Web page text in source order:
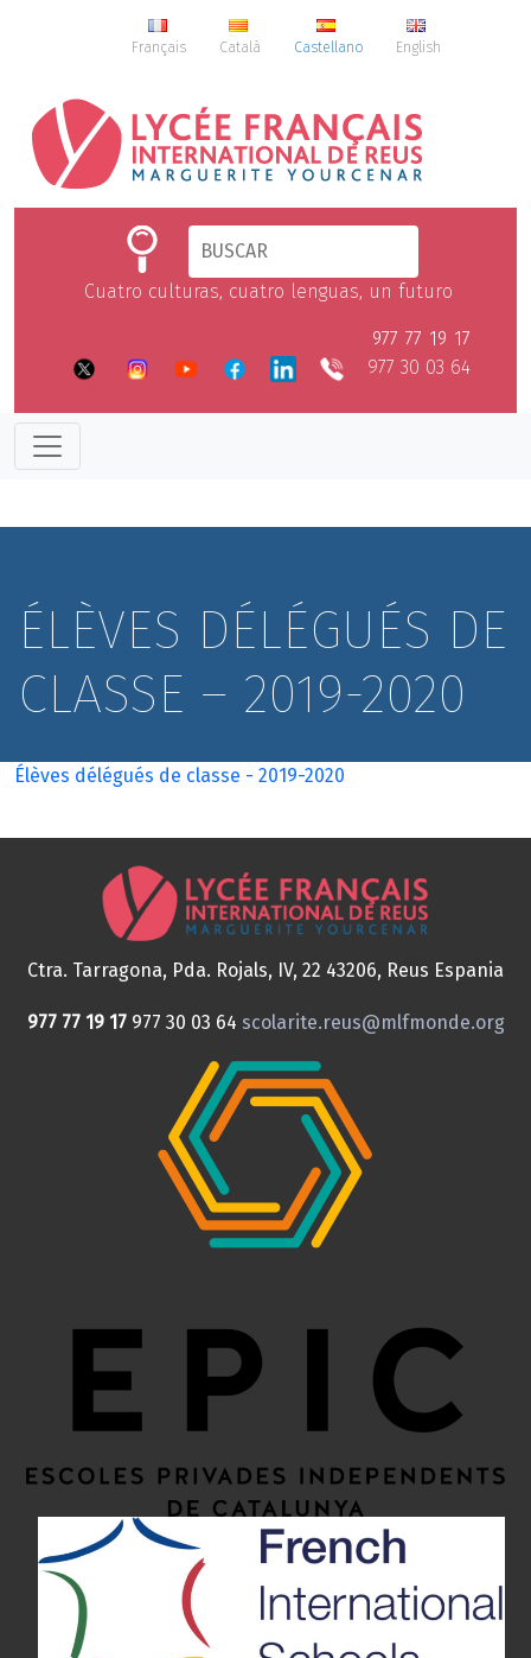
Français Català Castellano English
Cuatro culturas, cuatro lenguas, un futuro
977 77 19 17
977 30 03 64
ÉLÈVES DÉLÉGUÉS DE
CLASSE – 2019-2020
Élèves délégués de classe - 2019-2020
Ctra. Tarragona, Pda. Rojals, IV, 22 43206, Reus Espania
977 77 19 17 977 30 03 64 scolarite.reus@mlfmonde.org